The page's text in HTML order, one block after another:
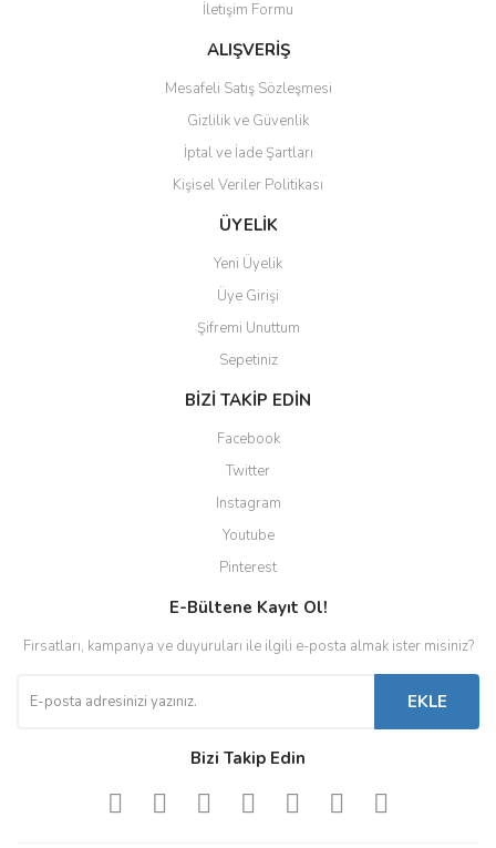
Ürün fiyatı diğer sitelerden daha pahalı.
Bu ürüne benzer farklı alternatifler olmalı.
Gönder
İletişim Formu
ALIŞVERİŞ
Mesafeli Satış Sözleşmesi
Gizlilik ve Güvenlik
İptal ve İade Şartları
Kişisel Veriler Politikası
ÜYELİK
Yeni Üyelik
Üye Girişi
Şifremi Unuttum
Sepetiniz
BİZİ TAKİP EDİN
Facebook
Twitter
Instagram
Youtube
Pinterest
E-Bültene Kayıt Ol!
Fırsatları, kampanya ve duyuruları ile ilgili e-posta almak ister misiniz?
EKLE
Bizi Takip Edin